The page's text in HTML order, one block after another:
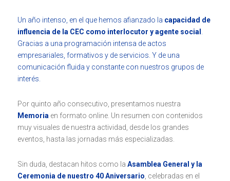
Un año intenso, en el que hemos afianzado la capacidad de
influencia de la CEC como interlocutor y agente social
Gracias a una programación intensa de actos
empresariales, formativos y de servicios. Y de una
comunicación fluida y constante con nuestros grupos de
interés.
Por quinto año consecutivo, presentamos nuestra
Memoria en formato online. Un resumen con contenidos
muy visuales de nuestra actividad, desde los grandes
eventos, hasta las jornadas más especializadas.
Sin duda, destacan hitos como la Asamblea General y la
Ceremonia de nuestro 40 Aniversario , celebradas en el